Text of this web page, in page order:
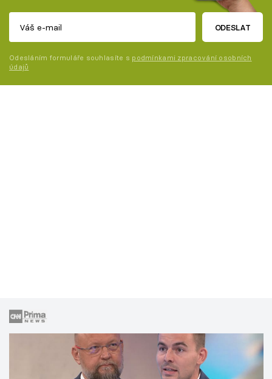
ODESLAT
Odesláním formuláře souhlasíte s podmínkami zpracování osobních
údajů